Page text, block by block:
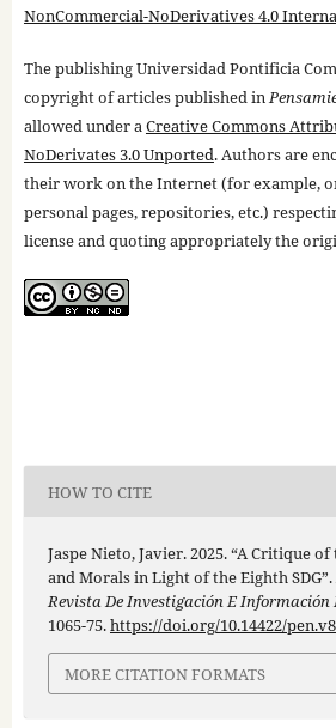
NonCommercial-NoDerivatives 4.0
The publishing Universidad Pontificia
copyright of articles published in
allowed under aCreative Commons
NoDerivates 3.0 Unported. Authors are
their work on the Internet (for example,
personal pages, repositories, etc.)
license and quoting appropriately the
HOW TO CITE
Jaspe Nieto, Javier. 2025. “A Critique
and Morals in Light of the Eighth SDG”.
Revista De Investigación E Información
1065-75.https://doi.org/10.14422/
MORE CITATION FORMATS